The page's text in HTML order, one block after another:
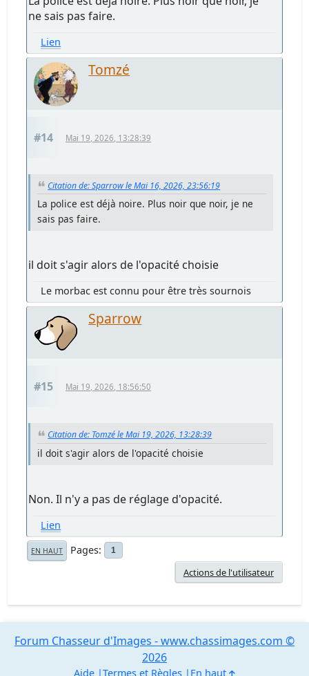
ne sais pas faire.
Lien
Tomzé
#14 Mai 19, 2026, 13:28:39
Citation de: Sparrow le Mai 16, 2026, 23:56:19
La police est déjà noire. Plus noir que noir, je ne
sais pas faire.
il doit s'agir alors de l'opacité choisie
Le morbac est connu pour être très sournois
Sparrow
#15 Mai 19, 2026, 18:56:50
Citation de: Tomzé le Mai 19, 2026, 13:28:39
il doit s'agir alors de l'opacité choisie
Non. Il n'y a pas de réglage d'opacité.
Lien
EN HAUT Pages 1
Actions de l'utilisateur
Forum Chasseur d'Images - www.chassimages.com ©
2026
Aide Termes et Règles En haut